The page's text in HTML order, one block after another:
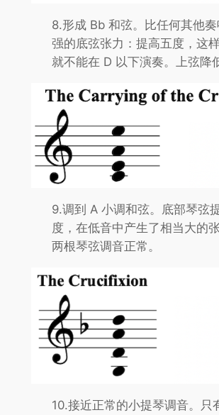
8.形成 Bb 和弦。比任何其他
强的底弦张力：提高五度，这
就不能在 D 以下演奏。上弦降
9.调到 A 小调和弦。底部琴弦
度，在低音中产生了相当大的
两根琴弦调音正常。
10.接近正常的小提琴调音。只